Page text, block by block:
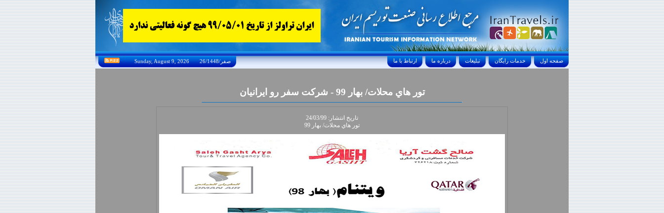
Sunday, August 9, 2026 26/صفر/1448 ارتباط با ما درباره ما تبليغات خدمات رايگان صفحه اول
تور هاي محلات/ بهار 99 - شرکت سفر رو ايرانيان
تاريخ انتشار: 24/03/99
تور هاي محلات/ بهار 99